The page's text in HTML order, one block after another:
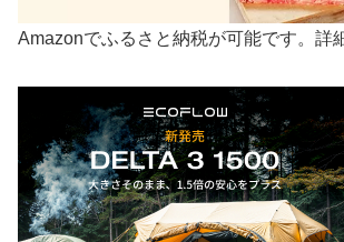
Amazonでふるさと納税が可能です。詳